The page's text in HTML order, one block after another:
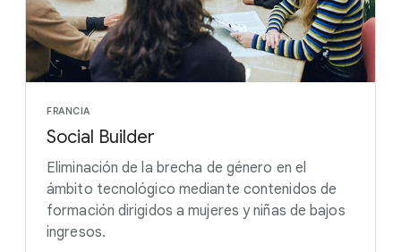
FRANCIA
Social Builder
Eliminación de la brecha de género en el
ámbito tecnológico mediante contenidos de
formación dirigidos a mujeres y niñas de bajos
ingresos.